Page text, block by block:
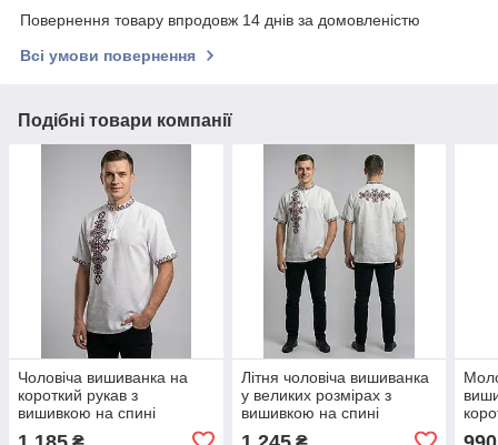
Повернення товару впродовж 14 днів за домовленістю
Всі умови повернення
Подібні товари компанії
Чоловіча вишиванка на
короткий рукав з
вишивкою на спині
Літня чоловіча вишиванка
у великих розмірах з
вишивкою на спині